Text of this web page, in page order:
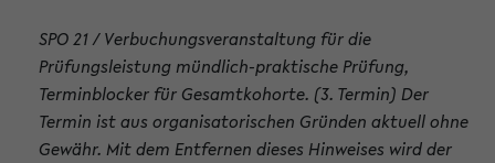
SPO 21 / Verbuchungsveranstaltung für die
Prüfungsleistung mündlich-praktische Prüfung,
Terminblocker für Gesamtkohorte. (3. Termin) Der
Termin ist aus organisatorischen Gründen aktuell ohne
Gewähr. Mit dem Entfernen dieses Hinweises wird der